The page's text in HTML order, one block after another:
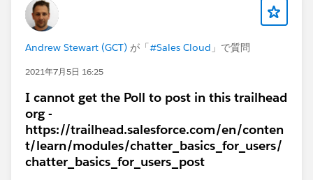
Andrew Stewart (GCT) が「#Sales Cloud 」で質問
2021年7月5日 16:25
I cannot get the Poll to post in this trailhead
org -
https://trailhead.salesforce.com/en/conten
t/learn/modules/chatter_basics_for_users/
chatter_basics_for_users_post